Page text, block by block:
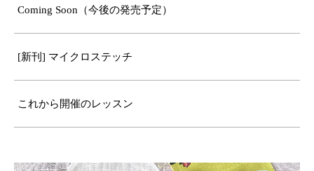
Coming Soon（今後の発売予定）
[新刊] マイクロステッチ
これから開催のレッスン